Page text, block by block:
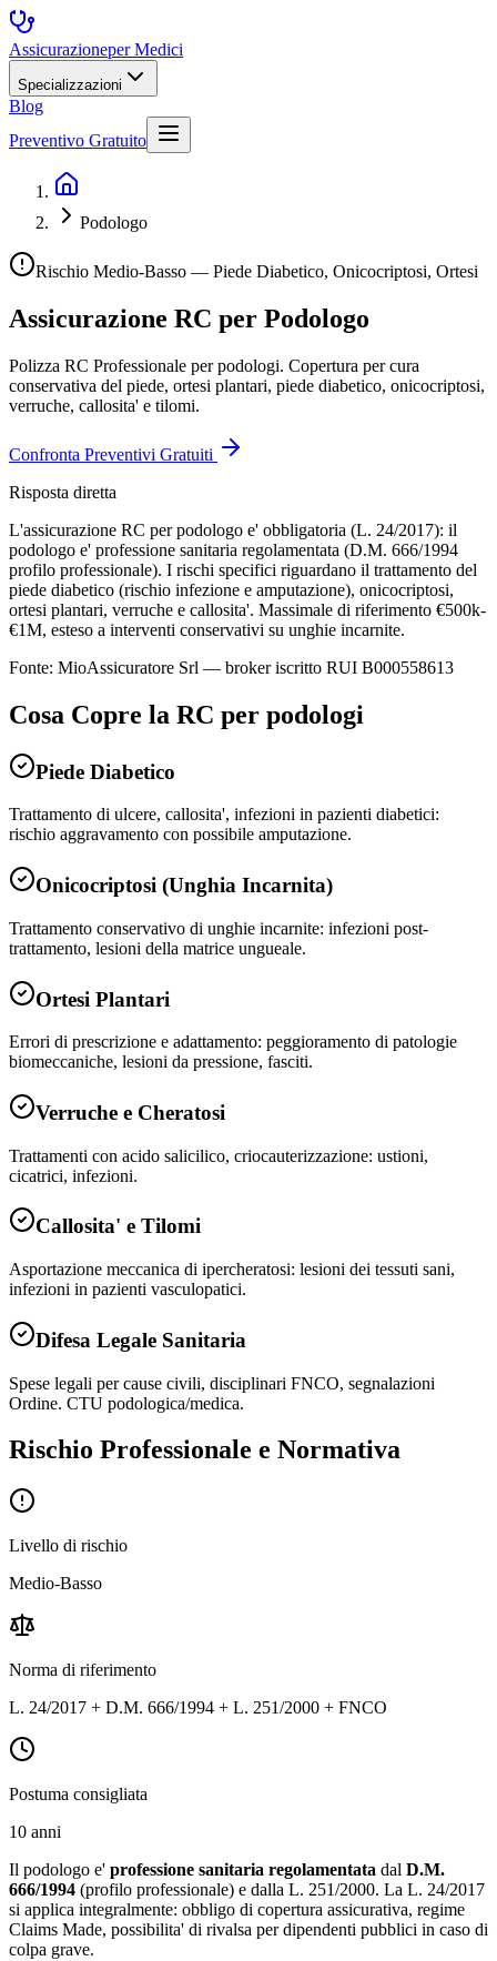
Assicurazioneper Medici
Specializzazioni
Blog
Preventivo Gratuito
Podologo
Rischio Medio-Basso — Piede Diabetico, Onicocriptosi, Ortesi
Assicurazione RC per Podologo
Polizza RC Professionale per podologi. Copertura per cura
conservativa del piede, ortesi plantari, piede diabetico, onicocriptosi,
verruche, callosita' e tilomi.
Confronta Preventivi Gratuiti
Risposta diretta
L'assicurazione RC per podologo e' obbligatoria (L. 24/2017): il
podologo e' professione sanitaria regolamentata (D.M. 666/1994
profilo professionale). I rischi specifici riguardano il trattamento del
piede diabetico (rischio infezione e amputazione), onicocriptosi,
ortesi plantari, verruche e callosita'. Massimale di riferimento €500k-
€1M, esteso a interventi conservativi su unghie incarnite.
Fonte: MioAssicuratore Srl — broker iscritto RUI B000558613
Cosa Copre la RC per podologi
Piede Diabetico
Trattamento di ulcere, callosita', infezioni in pazienti diabetici:
rischio aggravamento con possibile amputazione.
Onicocriptosi (Unghia Incarnita)
Trattamento conservativo di unghie incarnite: infezioni post-
trattamento, lesioni della matrice ungueale.
Ortesi Plantari
Errori di prescrizione e adattamento: peggioramento di patologie
biomeccaniche, lesioni da pressione, fasciti.
Verruche e Cheratosi
Trattamenti con acido salicilico, criocauterizzazione: ustioni,
cicatrici, infezioni.
Callosita' e Tilomi
Asportazione meccanica di ipercheratosi: lesioni dei tessuti sani,
infezioni in pazienti vasculopatici.
Difesa Legale Sanitaria
Spese legali per cause civili, disciplinari FNCO, segnalazioni
Ordine. CTU podologica/medica.
Rischio Professionale e Normativa
Livello di rischio
Medio-Basso
Norma di riferimento
L. 24/2017 + D.M. 666/1994 + L. 251/2000 + FNCO
Postuma consigliata
10 anni
Il podologo e' professione sanitaria regolamentata dal D.M.
666/1994 (profilo professionale) e dalla L. 251/2000. La L. 24/2017
si applica integralmente: obbligo di copertura assicurativa, regime
Claims Made, possibilita' di rivalsa per dipendenti pubblici in caso di
colpa grave.